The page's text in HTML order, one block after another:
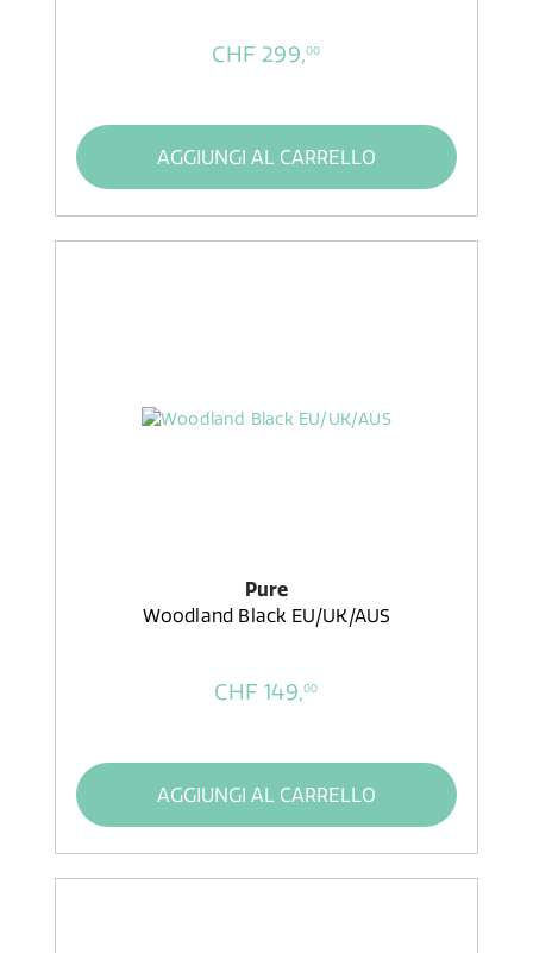
CHF 299,00
AGGIUNGI AL CARRELLO
Pure
Woodland Black EU/UK/AUS
CHF 149,00
AGGIUNGI AL CARRELLO